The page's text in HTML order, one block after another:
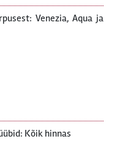
Venezia, Aqua ja
Kõik hinnas